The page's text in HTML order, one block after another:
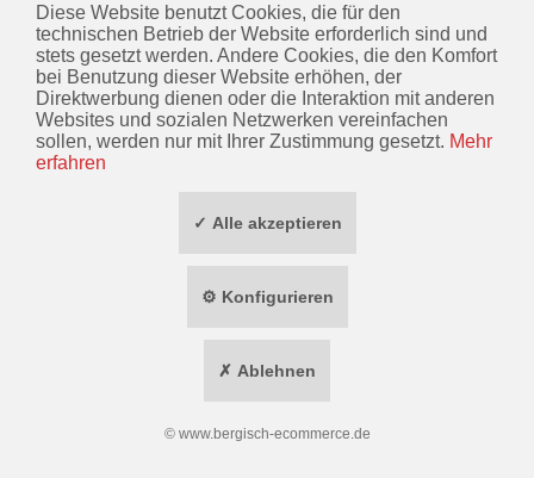
TOP MARKEN
* ALLE PREISE INKL. GESETZL. MEHRWERTSTEUER ZZGL.VERSANDKOSTEN
WIDERRUF ERKLÄREN
Diese Website benutzt Cookies, die für den
technischen Betrieb der Website erforderlich sind und
stets gesetzt werden. Andere Cookies, die den Komfort
bei Benutzung dieser Website erhöhen, der
Direktwerbung dienen oder die Interaktion mit anderen
Websites und sozialen Netzwerken vereinfachen
sollen, werden nur mit Ihrer Zustimmung gesetzt. Mehr
erfahren
✓ Alle akzeptieren
⚙ Konfigurieren
✗ Ablehnen
© www.bergisch-ecommerce.de